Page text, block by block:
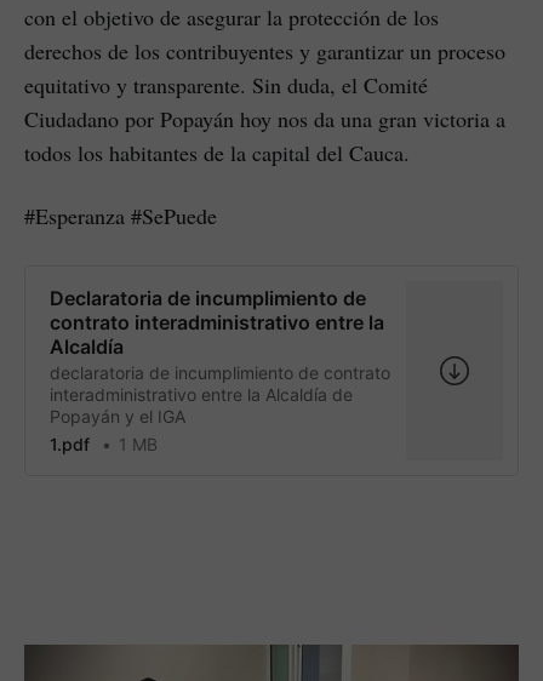
con el objetivo de asegurar la protección de los
derechos de los contribuyentes y garantizar un proceso
equitativo y transparente. Sin duda, el Comité
Ciudadano por Popayán hoy nos da una gran victoria a
todos los habitantes de la capital del Cauca.
#Esperanza #SePuede
Declaratoria de incumplimiento de
contrato interadministrativo entre la
Alcaldía
declaratoria de incumplimiento de contrato
interadministrativo entre la Alcaldía de
Popayán y el IGA
1.pdf
1 MB